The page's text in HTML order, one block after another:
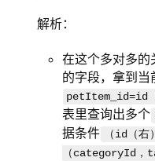
解析：
在这个多对多的
的字段，拿到
petItem_id=id（
表里查询出多个
据条件
（id（
（categoryId